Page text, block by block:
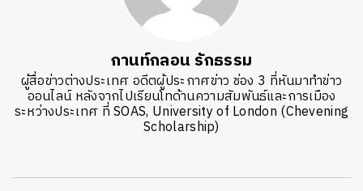
กานท์กลอน รักธรรม
ผู้สื่อข่าวต่างประเทศ อดีตผู้ประกาศข่าว ช่อง 3 ที่หันมาทำข่าว
ออนไลน์ หลังจากไปเรียนโทด้านความสัมพันธ์และการเมือง
ระหว่างประเทศ ที่ SOAS, University of London (Chevening
Scholarship)